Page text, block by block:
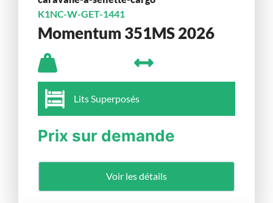
K1NC-W-GET-1441
Momentum 351MS 2026
Lits Superposés
Prix sur demande
Voir les détails